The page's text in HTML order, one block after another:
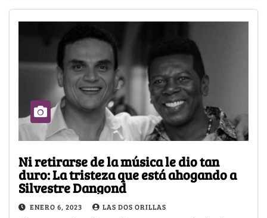
Ni retirarse de la música le dio tan
duro: La tristeza que está ahogando a
Silvestre Dangond
ENERO 6, 2023 LAS DOS ORILLAS